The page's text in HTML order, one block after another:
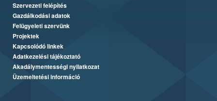
Szervezeti felépítés
Gazdálkodási adatok
Felügyeleti szervünk
Projektek
Kapcsolódó linkek
Adatkezelési tájékoztató
Akadálymentességi nyilatkozat
Üzemeltetési információ